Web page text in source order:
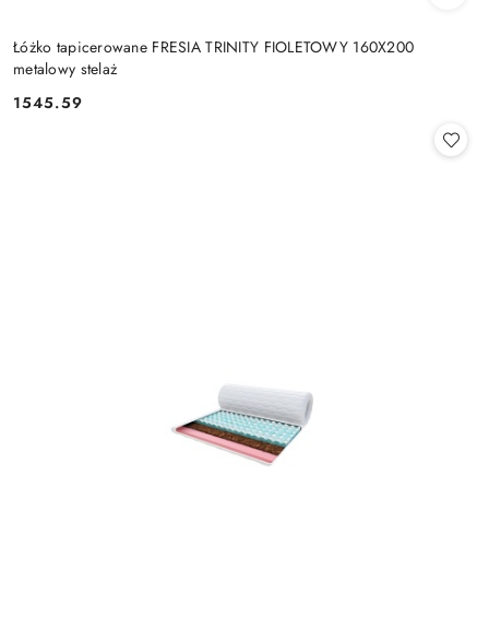
Łóżko tapicerowane FRESIA TRINITY FIOLETOWY 160X200
metalowy stelaż
Cena:
1545.59